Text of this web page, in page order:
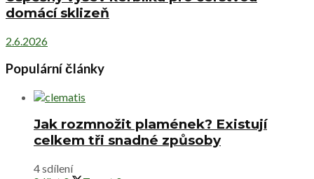
domácí sklizeň
2.6.2026
Populární články
Jak rozmnožit plamének? Existují
celkem tři snadné způsoby
4 sdílení